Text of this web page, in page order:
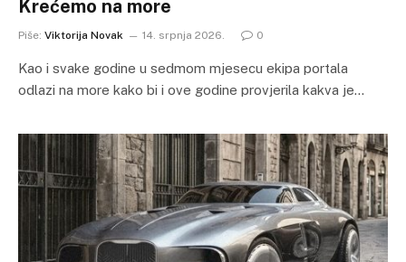
Krećemo na more
Piše: Viktorija Novak 14. srpnja 2026. 0
Kao i svake godine u sedmom mjesecu ekipa portala
odlazi na more kako bi i ove godine provjerila kakva je…